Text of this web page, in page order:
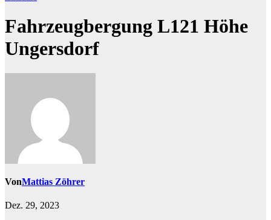
Fahrzeugbergung L121 Höhe
Ungersdorf
VonMattias Zöhrer
Dez. 29, 2023